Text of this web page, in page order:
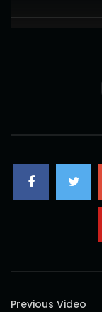
Previous Video